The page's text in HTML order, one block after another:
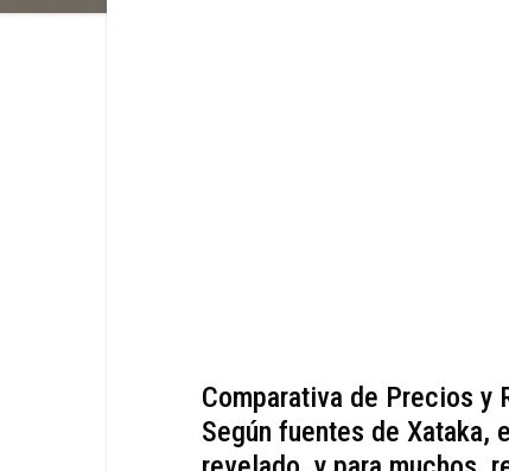
Comparativa de Precios y
Según fuentes de Xataka,